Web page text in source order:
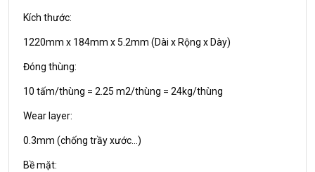
Kích thước:
1220mm x 184mm x 5.2mm (Dài x Rộng x Dày)
Đóng thùng:
10 tấm/thùng = 2.25 m2/thùng = 24kg/thùng
Wear layer:
0.3mm (chống trầy xước...)
Bề mặt: